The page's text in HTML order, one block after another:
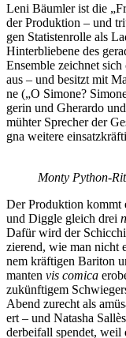
Leni Bä­um­ler ist die
der Pro­duk­ti­on – und
gen Sta­tis­ten­rol­le als
Hin­ter­blie­be­ne des
En­sem­ble zeich­net
aus – und be­sitzt mit
ne („O Si­mo­ne?
ge­rin und Gherar­do
müh­ter Spre­cher der
gna wei­te­re
Mon­ty Py­thon-
Der Pro­duk­ti­on kommt
und Diggle gleich drei
Da­für wird der
zie­rend, wie man nicht
nem kräf­ti­gen Ba­ri­ton
man­ten vis co­mica
zu­künf­ti­gem
Abend zu­recht als
ert – und Na­ta­sha
der­bei­fall spen­det, weil